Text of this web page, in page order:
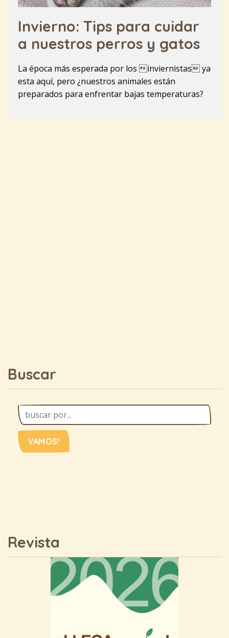
Invierno: Tips para cuidar
a nuestros perros y gatos
La época más esperada por los inviernistas ya
esta aquí, pero ¿nuestros animales están
preparados para enfrentar bajas temperaturas?
Buscar
VAMOS!
Revista